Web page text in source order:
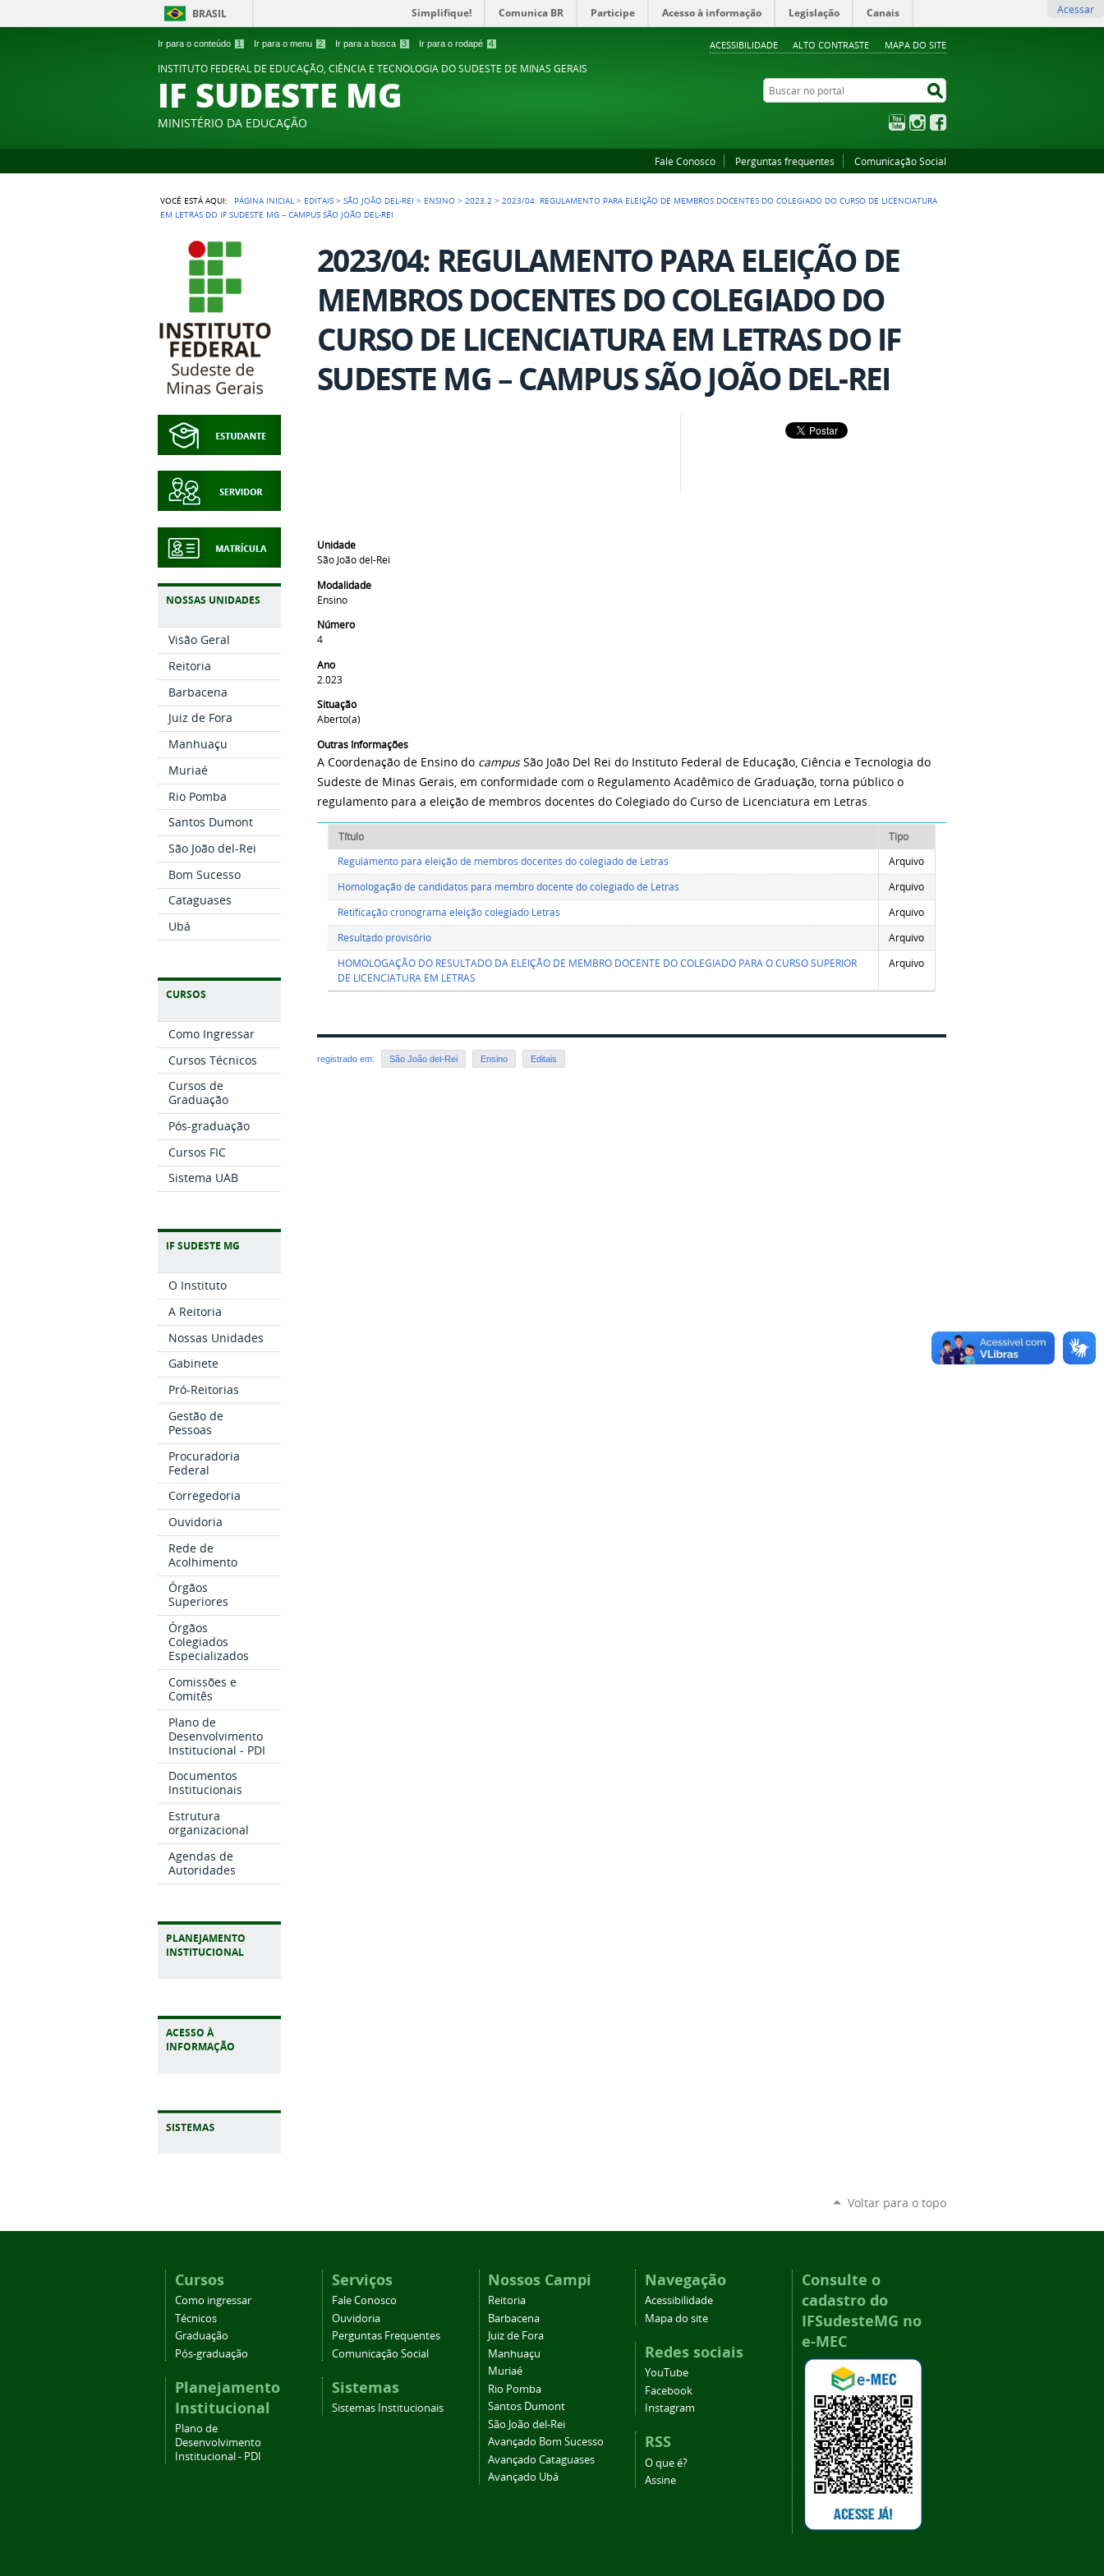
Ir para o conteúdo 1 Ir para o menu 2 Ir para a busca 3 Ir para o rodapé 4 ACESSIBILIDADE ALTO CONTRASTE MAPA DO SITE
BRASIL Simplifique! Comunica BR Participe Acesso à informação Legislação Canais Acessar
INSTITUTO FEDERAL DE EDUCAÇÃO, CIÊNCIA E TECNOLOGIA DO SUDESTE DE MINAS GERAIS
IF SUDESTE MG
MINISTÉRIO DA EDUCAÇÃO
Buscar no portal
YouTubeInstagram
Fale Conosco Perguntas frequentes Comunicação Social
VOCÊ ESTÁ AQUI: PÁGINA INICIAL > EDITAIS >SÃO JOÃO DEL-REI > ENSINO >2023.2 >2023/04: REGULAMENTO PARA ELEIÇÃO DE MEMBROS DOCENTES DO COLEGIADO DO CURSO DE LICENCIATURA
EM LETRAS DO IF SUDESTE MG – CAMPUS SÃO JOÃO DEL-REI
NOSSAS UNIDADES
Visão Geral
Reitoria
Barbacena
Juiz de Fora
Manhuaçu
Muriaé
Rio Pomba
Santos Dumont
São João del-Rei
Bom Sucesso
Cataguases
Ubá
CURSOS
Como Ingressar
Cursos Técnicos
Cursos de
Graduação
Pós-graduação
Cursos FIC
Sistema UAB
IF SUDESTE MG
O Instituto
A Reitoria
Nossas Unidades
Gabinete
Pró-Reitorias
Gestão de
Pessoas
Procuradoria
Federal
Corregedoria
Ouvidoria
Rede de
Acolhimento
Órgãos
Superiores
Órgãos
Colegiados
Especializados
Comissões e
Comitês
Plano de
Desenvolvimento
Institucional - PDI
Documentos
Institucionais
Estrutura
organizacional
Agendas de
Autoridades
PLANEJAMENTO
INSTITUCIONAL
ACESSO À
INFORMAÇÃO
2023/04: REGULAMENTO PARA ELEIÇÃO DE
MEMBROS DOCENTES DO COLEGIADO DO
CURSO DE LICENCIATURA EM LETRAS DO IF
SUDESTE MG – CAMPUS SÃO JOÃO DEL-REI
Unidade
São João del-Rei
Modalidade
Ensino
Número
4
Ano
2.023
Situação
Aberto(a)
Outras Informações
A Coordenação de Ensino do campusSão João Del Rei do Instituto Federal de Educação, Ciência e Tecnologia do
Sudeste de Minas Gerais, em conformidade com o Regulamento Acadêmico de Graduação, torna público o
regulamento para a eleição de membros docentes do Colegiado do Curso de Licenciatura em Letras.
Título
Tipo
Regulamento para eleição de membros docentes do colegiado de Letras
Arquivo
Homologação de candidatos para membro docente do colegiado de Letras
Arquivo
Retificação cronograma eleição colegiado Letras
Arquivo
Resultado provisório
Arquivo
HOMOLOGAÇÃO DO RESULTADO DA ELEIÇÃO DE MEMBRO DOCENTE DO COLEGIADO PARA O CURSO SUPERIOR
DE LICENCIATURA EM LETRAS
Arquivo
registrado em: São João del-Rei Ensino Editais
Voltar para o topo
Cursos
Como ingressar
Técnicos
Graduação
Pós-graduação
Planejamento
Institucional
Plano de
Desenvolvimento
Institucional - PDI
Serviços
Fale Conosco
Ouvidoria
Perguntas Frequentes
Comunicação Social
Sistemas
Sistemas Institucionais
Nossos Campi
Reitoria
Barbacena
Juiz de Fora
Manhuaçu
Muriaé
Rio Pomba
Santos Dumont
São João del-Rei
Avançado Bom Sucesso
Avançado Cataguases
Avançado Ubá
Navegação
Acessibilidade
Mapa do site
Redes sociais
YouTube
Facebook
Instagram
RSS
O que é?
Assine
Consulte o
cadastro do
IFSudesteMG no
e-MEC